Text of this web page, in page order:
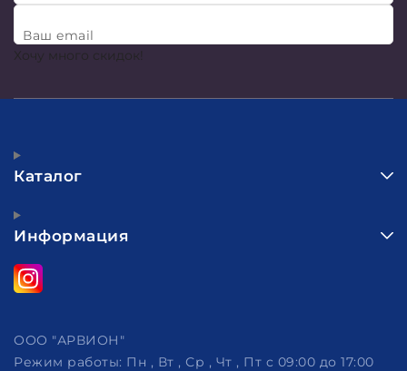
Ваш email
Хочу много скидок!
Каталог
Информация
ООО "АРВИОН"
Режим работы: Пн , Вт , Ср , Чт , Пт c 09:00 до 17:00